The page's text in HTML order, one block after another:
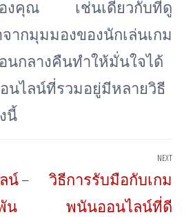
ของคุณ เช่นเดียวกับที่ดู
ากมุมมองของนักเล่นเกม
นกลางคืนทำให้มั่นใจได้
นไลน์ที่รวมอยู่มีหลายวิธี
นี้
น์ –
น
NEXT
วิธีการรับมือกับเกม
พนันออนไลน์ที่ดี